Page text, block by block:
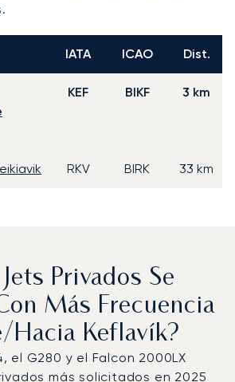
IATA ICAO Dist.
KEF BIKF 3 km
RKV BIRK 33 km
Privados Se
Más Frecuencia
hacia Keflavík?
el G280 y el Falcon 2000LX
más solicitados en 2025